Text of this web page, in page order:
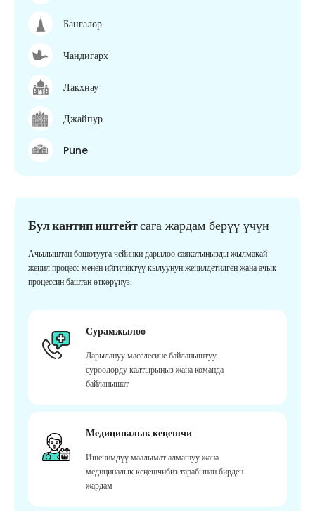
Бангалор
Чандигарх
Лакхнау
Джайпур
Pune
Бул кантип иштейтсага жардам берүү үчүн
Ачылыштан бошотууга чейинки дарылоо саякатыңызды жылмакай
жеңил процесс менен ийгиликтүү кылуунун жеңилдетилген жана ачык
процессин баштан өткөрүңүз.
Сурамжылоо
Дарылануу маселесине байланыштуу
суроолорду калтырыңыз жана команда
байланышат
Медициналык кеңешчи
Ишенимдүү маалымат алмашуу жана
медициналык кеңешчибиз тарабынан бирден
жардам